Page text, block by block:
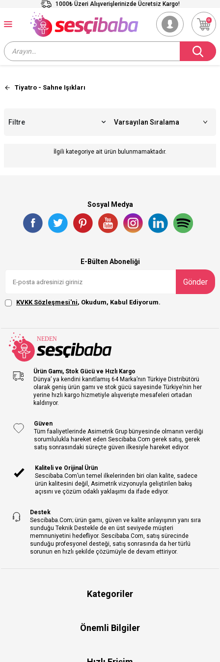
1000₺ Üzeri Alışverişlerinizde Ücretsiz Kargo!
0
Tiyatro - Sahne Işıkları
Filtre
İlgili kategoriye ait ürün bulunmamaktadır.
Sosyal Medya
E-Bülten Aboneliği
Gönder
KVKK Sözleşmesi'ni, Okudum, Kabul Ediyorum.
Ürün Gamı, Stok Gücü ve Hızlı Kargo
Dünya’ ya kendini kanıtlamış 64 Marka’nın Türkiye Distribütörü
olarak geniş ürün gamı ve stok gücü sayesinde Türkiye’nin her
yerine hızlı kargo hizmetiyle alışverişte mesafeleri ortadan
kaldırıyor.
Güven
Tüm faaliyetlerinde Asimetrik Grup bünyesinde olmanın verdiği
sorumlulukla hareket eden Sescibaba.Com gerek satış, gerek
satış sonrasındaki süreçte güven ilkesiyle hareket ediyor.
Kaliteli ve Orijinal Ürün
Sescibaba.Com’un temel ilkelerinden biri olan kalite, sadece
ürün kalitesini değil, Asimetrik vizyonuyla geliştirilen bakış
açısını ve çözüm odaklı yaklaşımı da ifade ediyor.
Destek
Sescibaba.Com; ürün gamı, güven ve kalite anlayışının yanı sıra
sunduğu Teknik Destekle de en üst seviyede müşteri
memnuniyetini hedefliyor. Sescibaba.Com, satış sürecinde
sunduğu profesyonel desteği, satış sonrasında da her türlü
sorunun en hızlı şekilde çözümüyle de devam ettiriyor.
Kategoriler
Önemli Bilgiler